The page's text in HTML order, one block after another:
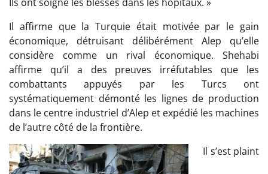
Il affirme que la Turquie était motivée par le gain
économique, détruisant délibérément Alep qu’elle
considère comme un rival économique. Shehabi
affirme qu’il a des preuves irréfutables que les
combattants appuyés par les Turcs ont
systématiquement démonté les lignes de production
dans le centre industriel d’Alep et expédié les machines
de l’autre côté de la frontière.
Il s’est plaint